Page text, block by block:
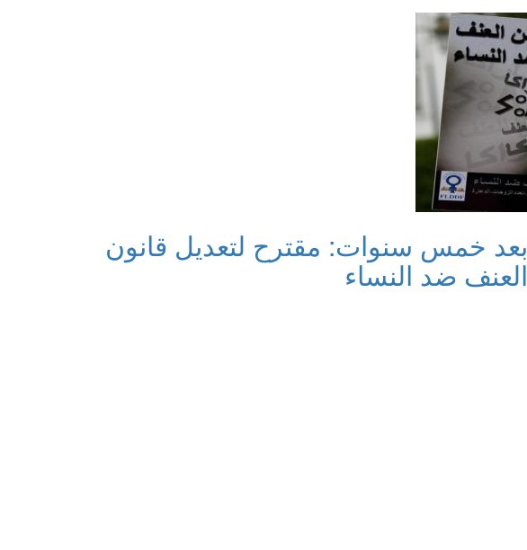
بعد خمس سنوات: مقترح لتعديل قانون
العنف ضد النساء